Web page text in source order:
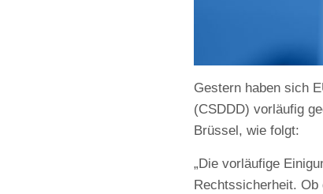
Gestern haben sich
(CSDDD) vorläufig
Brüssel, wie folgt:
„Die vorläufige
Rechtssicherheit.